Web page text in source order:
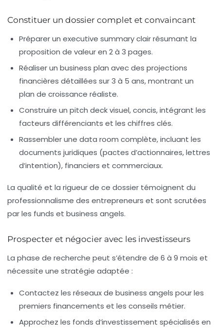
Constituer un dossier complet et convaincant
Préparer un executive summaryclair résumant la
proposition de valeur en 2 à 3 pages.
Réaliser un business plan avec des projections
financières détaillées sur 3 à 5 ans, montrant un
plan de croissance réaliste.
Construire un pitch deckvisuel, concis, intégrant les
facteurs différenciants et les chiffres clés.
Rassembler une data room complète, incluant les
documents juridiques (pactes d’actionnaires, lettres
d’intention), financiers et commerciaux.
La qualité et la rigueur de ce dossier témoignent du
professionnalisme des entrepreneurs et sont scrutées
par les funds et business angels.
Prospecter et négocier avec les investisseurs
La phase de recherche peut s’étendre de 6 à 9 mois et
nécessite une stratégie adaptée :
Contactez les réseaux de business angels pour les
premiers financements et les conseils métier.
Approchez les fonds d’investissement spécialisés en